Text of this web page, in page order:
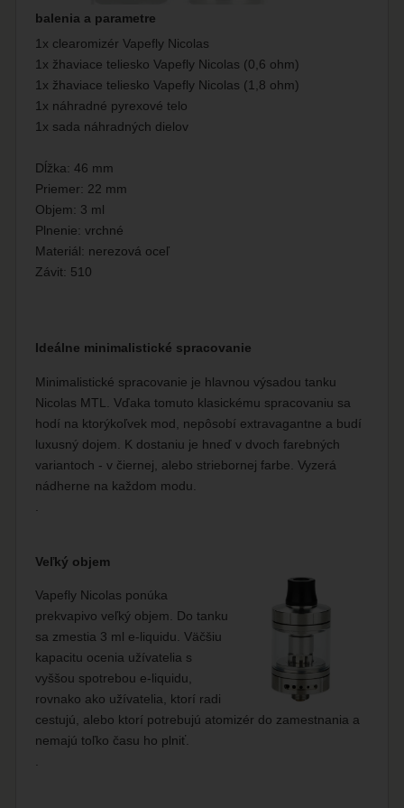
balenia a parametre
1x clearomizér Vapefly Nicolas
1x žhaviace teliesko Vapefly Nicolas (0,6 ohm)
1x žhaviace teliesko Vapefly Nicolas (1,8 ohm)
1x náhradné pyrexové telo
1x sada náhradných dielov
Dĺžka: 46 mm
Priemer: 22 mm
Objem: 3 ml
Plnenie: vrchné
Materiál: nerezová oceľ
Závit: 510
Ideálne minimalistické spracovanie
Minimalistické spracovanie je hlavnou výsadou tanku
Nicolas MTL. Vďaka tomuto klasickému spracovaniu sa
hodí na ktorýkoľvek mod, nepôsobí extravagantne a budí
luxusný dojem. K dostaniu je hneď v dvoch farebných
variantoch - v čiernej, alebo striebornej farbe. Vyzerá
nádherne na každom modu.
Veľký objem
Vapefly Nicolas ponúka
prekvapivo veľký objem. Do tanku
sa zmestia 3 ml e-liquidu. Väčšiu
kapacitu ocenia užívatelia s
vyššou spotrebou e-liquidu,
rovnako ako užívatelia, ktorí radi
cestujú, alebo ktorí potrebujú atomizér do zamestnania a
nemajú toľko času ho plniť.
.